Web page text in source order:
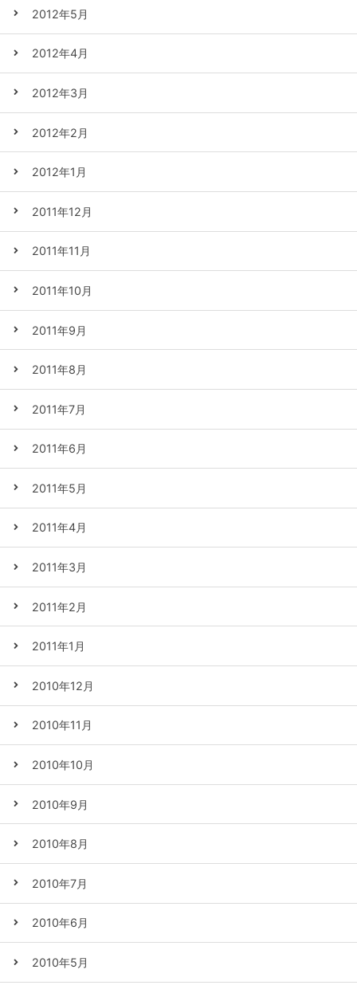
2012年5月
2012年4月
2012年3月
2012年2月
2012年1月
2011年12月
2011年11月
2011年10月
2011年9月
2011年8月
2011年7月
2011年6月
2011年5月
2011年4月
2011年3月
2011年2月
2011年1月
2010年12月
2010年11月
2010年10月
2010年9月
2010年8月
2010年7月
2010年6月
2010年5月